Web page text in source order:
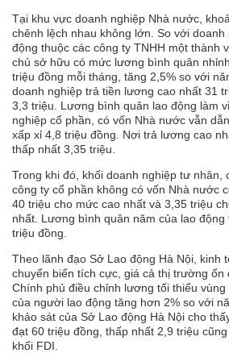
Tại khu vực doanh nghiệp Nhà nước,
chênh lệch nhau không lớn. So với
động thuộc các công ty TNHH một thành
chủ sở hữu có mức lương bình quân
triệu đồng mỗi tháng, tăng 2,5% so với
doanh nghiệp trả tiền lương cao nhất 31
3,3 triệu. Lương bình quân lao động làm
nghiệp cổ phần, có vốn Nhà nước vẫn
xấp xỉ 4,8 triệu đồng. Nơi trả lương cao
thấp nhất 3,35 triệu.
Trong khi đó, khối doanh nghiệp tư nhân,
công ty cổ phần không có vốn Nhà nước
40 triệu cho mức cao nhất và 3,35 triệu
nhất. Lương bình quân năm của lao động
triệu đồng.
Theo lãnh đạo Sở Lao động Hà Nội, kinh
chuyển biến tích cực, giá cả thị trường ổn
Chính phủ điều chỉnh lương tối thiểu
của người lao động tăng hơn 2% so với
khảo sát của Sở Lao động Hà Nội cho
đạt 60 triệu đồng, thấp nhất 2,9 triệu
khối FDI.